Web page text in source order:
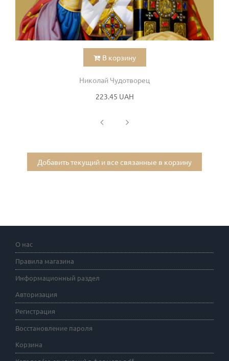
В корзину
Николай Чудотворец
223.45 UAH
Добавить текущий и все связанные в корзину
О нас
Правила магазина
Информационный раздел
Авторизация
Регистрация
Восстановление пароля
Корзина